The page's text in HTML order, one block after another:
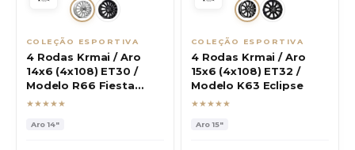
COLEÇÃO ESPORTIVA
4 Rodas Krmai / Aro
14x6 (4x108) ET30 /
Modelo R66 Fiesta
Sport
★★★★★
Aro14"
COLEÇÃO ESPORTIVA
4 Rodas Krmai / Aro
15x6 (4x108) ET32 /
Modelo K63 Eclipse
★★★★★
Aro15"